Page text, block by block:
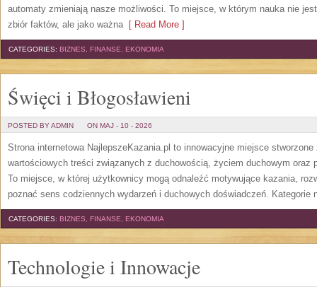
automaty zmieniają nasze możliwości. To miejsce, w którym nauka nie
zbiór faktów, ale jako ważna[ Read More ]
CATEGORIES: BIZNES, FINANSE, EKONOMIA
Święci i Błogosławieni
POSTED BY ADMIN ON MAJ - 10 - 2026
Strona internetowa NajlepszeKazania.pl to innowacyjne miejsce
wartościowych treści związanych z duchowością, życiem duchowym oraz
To miejsce, w której użytkownicy mogą odnaleźć motywujące kazania,
poznać sens codziennych wydarzeń i duchowych doświadczeń. Kategorie
CATEGORIES: BIZNES, FINANSE, EKONOMIA
Technologie i Innowacje